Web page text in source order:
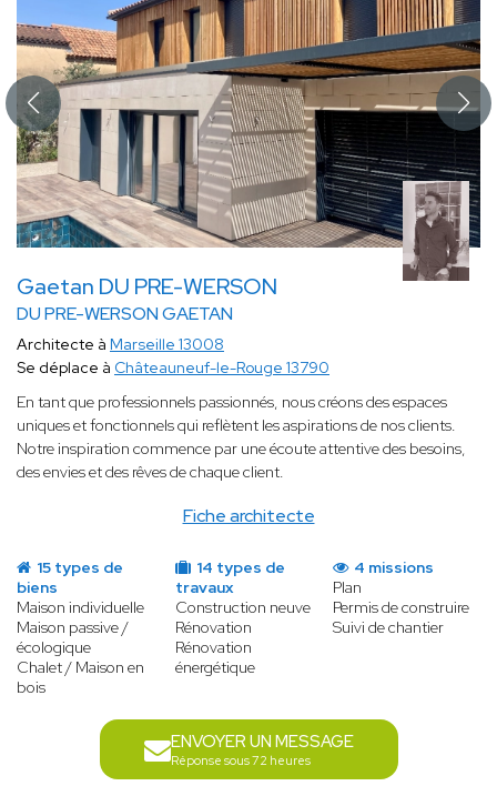
Gaetan DU PRE-WERSON
DU PRE-WERSON GAETAN
Fiche architecte
Architecte à Marseille 13008
Se déplace à Châteauneuf-le-Rouge 13790
En tant que professionnels passionnés, nous créons des espaces
uniques et fonctionnels qui reflètent les aspirations de nos clients.
Notre inspiration commence par une écoute attentive des besoins,
des envies et des rêves de chaque client.
15 types de
biens
Maison individuelle
Maison passive /
écologique
Chalet / Maison en
bois
14 types de
travaux
Construction neuve
Rénovation
Rénovation
énergétique
4 missions
Plan
Permis de construire
Suivi de chantier
ENVOYER UN MESSAGE
Réponse sous 72 heures